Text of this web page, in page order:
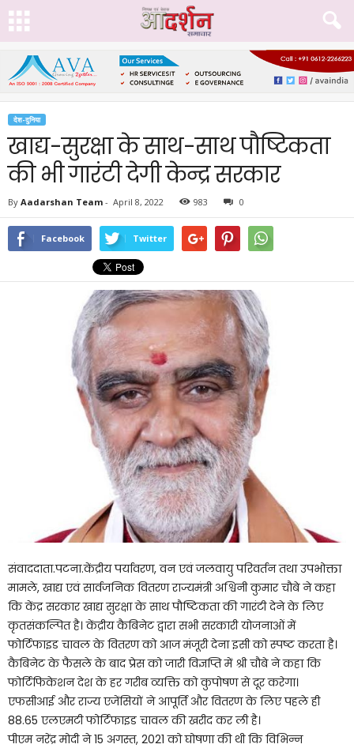
देश-दुनिया
खाद्य-सुरक्षा के साथ-साथ पौष्टिकता
की भी गारंटी देगी केन्द्र सरकार
By Aadarshan Team - April 8, 2022 983 0
Facebook Twitter
संवाददाता.पटना.केंद्रीय पर्यावरण, वन एवं जलवायु परिवर्तन तथा उपभोक्ता
मामले, खाद्य एवं सार्वजनिक वितरण राज्यमंत्री अश्विनी कुमार चौबे ने कहा
कि केंद्र सरकार खाद्य सुरक्षा के साथ पौष्टिकता की गारंटी देने के लिए
कृतसंकल्पित है। केंद्रीय कैबिनेट द्वारा सभी सरकारी योजनाओं में
फोर्टिफाइड चावल के वितरण को आज मंजूरी देना इसी को स्पष्ट करता है।
कैबिनेट के फैसले के बाद प्रेस को जारी विज्ञप्ति में श्री चौबे ने कहा कि
फोर्टिफिकेशन देश के हर गरीब व्यक्ति को कुपोषण से दूर करेगा।
एफसीआई और राज्य एजेंसियों ने आपूर्ति और वितरण के लिए पहले ही
88.65 एलएमटी फोर्टिफाइड चावल की खरीद कर ली है।
पीएम नरेंद्र मोदी ने 15 अगस्त, 2021 को घोषणा की थी कि विभिन्न